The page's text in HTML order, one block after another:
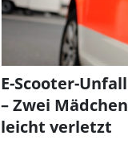
E-Scooter-
– Zwei
leicht verletzt